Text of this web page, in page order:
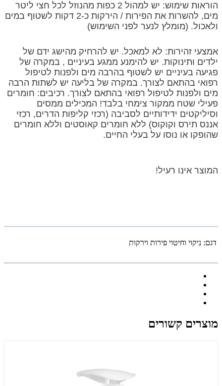
הוראות שימוש: יש למהול 2 כפות מהנוזל לכל חצי ליטר
מים, להשרות את הפירות / הירקות כ-2 דקות לשטוף במים
ולאכול. (מומלץ לנער לפני השימוש)
אמצעי זהירות: לא למאכל. יש להרחיק מהישג ידם של
ילדים ותינוקות. יש להימנע ממגע בעיניים , במקרה של
פגיעה בעיניים יש לשטוף בהרבה מים ולפנות לטיפול
רפואי בהתאם לצורך. במקרה של בליעה יש לשתות הרבה
מים ולפנות לטיפול רפואי בהתאם לצורך. רכיבים: חומרים
פעילי שטח ממקור צימחי בלבד! המכילים ממסים
וסיליקטים ידידותיים לסביבה (רכזי קליפות הדרים, רכזי
אננס תירס וקוקוס) ללא חומרים קאוסטים וללא חומרים
שהופקו או נוסו על בעלי החיים.
המוצר אינו רעיל!
דגם: ניקוי וחיטוי פירות וירקות
מוצרים קשורים